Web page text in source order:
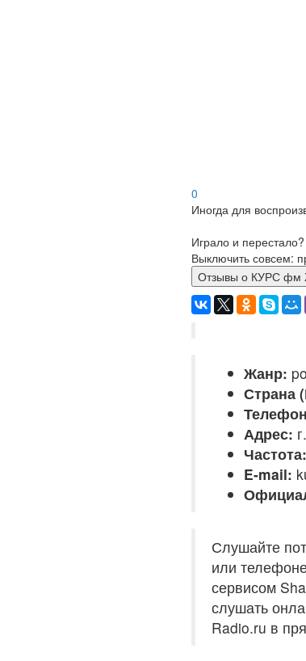
0
Иногда для
Играло и
Выключить совсем:
Отзывы о
Жанр:
Страна
Адрес:
Частота:
E-mail:
Слушайте
или
сервисом
слушать
Radio.ru в